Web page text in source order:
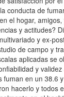
de la causa
conducta de
el hogar,
y actitudes?
y ex-
de campo y
aplicadas se
y
fuman en un 38.6
hacerlo y todos